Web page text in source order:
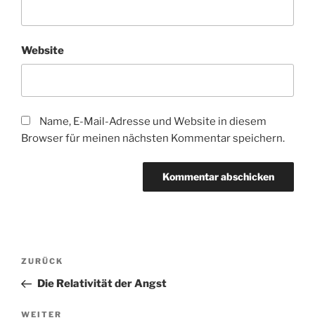
Website
Name, E-Mail-Adresse und Website in diesem
Browser für meinen nächsten Kommentar speichern.
Beitragsnavigation
Vorheriger
Beitrag
ZURÜCK
Die Relativität der Angst
Nächster
WEITER